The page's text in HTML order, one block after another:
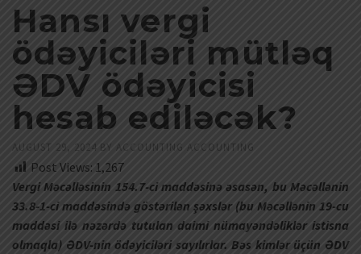
Hansı vergi
ödəyiciləri mütləq
ƏDV ödəyicisi
hesab ediləcək?
AUGUST 29, 2024 BY ACCOUNTING ACCOUNTING
Post Views: 1,267
Vergi Məcəlləsinin 154.7-ci maddəsinə əsasən, bu Məcəllənin
33.8-1-ci maddəsində göstərilən şəxslər (bu Məcəllənin 19-cu
maddəsi ilə nəzərdə tutulan daimi nümayəndəliklər istisna
olmaqla) ƏDV-nin ödəyiciləri sayılırlar. Bəs kimlər üçün ƏDV